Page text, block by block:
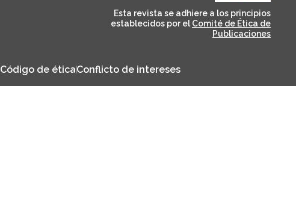
Esta revista se adhiere a los principios
establecidos por el Comité de Ética de
Publicaciones
Código de éticaConflicto de intereses